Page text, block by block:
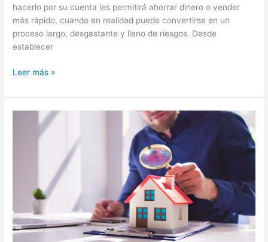
hacerlo por su cuenta les permitirá ahorrar dinero o vender
más rápido, cuando en realidad puede convertirse en un
proceso largo, desgastante y lleno de riesgos. Desde
establecer
Leer más »
Inmobiliaria?
Experiencia,
Cobertura